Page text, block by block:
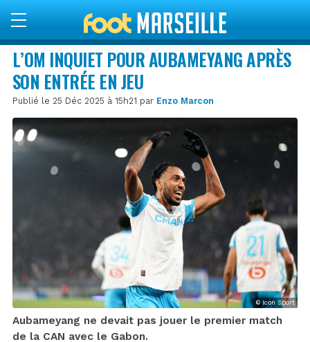
L’OM INQUIET POUR AUBAMEYANG APRÈS
SON ENTRÉE EN JEU
Publié le 25 Déc 2025 à 15h21 par Enzo Marcon
© Icon Sport
Aubameyang ne devait pas jouer le premier match
de la CAN avec le Gabon.